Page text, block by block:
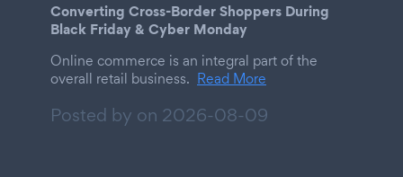
Converting Cross-Border Shoppers During
Black Friday & Cyber Monday
Online commerce is an integral part of the
overall retail business. Read More
Posted by on 2026-08-09